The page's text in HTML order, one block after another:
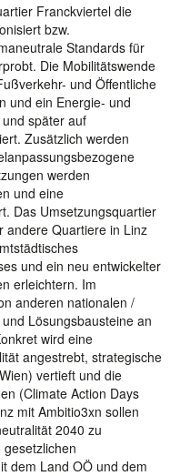
Franckviertel die
bzw.
Standards für
Die Mobilitätswende
und Öffentliche
und ein Energie- und
später auf
Zusätzlich werden
werden
und eine
Das Umsetzungsquartier
andere Quartiere in Linz
und ein neu entwickelter
erleichtern. Im
anderen nationalen /
Lösungsbausteine an
wird eine
angestrebt, strategische
vertieft und die
(Climate Action Days
mit Ambitio3xn sollen
2040 zu
dem Land OÖ und dem